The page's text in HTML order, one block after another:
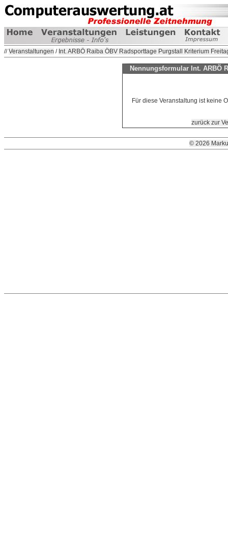
//Veranstaltungen / Int. ARBÖ Raiba ÖBV Radsporttage Purgstall Kriterium
Nennungsformular Int. ARBÖ
Für diese Veranstaltung ist keine
zurück zur
© 2026